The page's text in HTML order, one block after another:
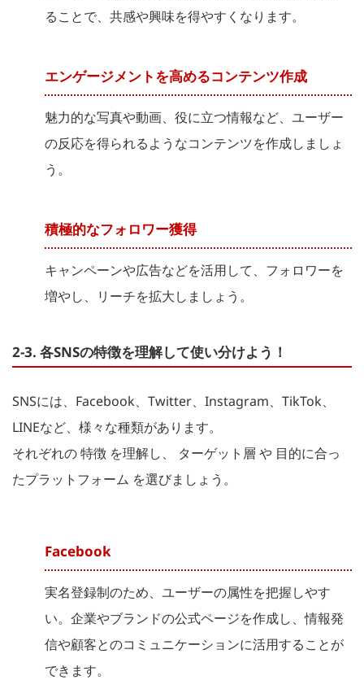
ることで、共感や興味を得やすくなります。
エンゲージメントを高めるコンテンツ作成
魅力的な写真や動画、役に立つ情報など、ユーザー
の反応を得られるようなコンテンツを作成しましょ
う。
積極的なフォロワー獲得
キャンペーンや広告などを活用して、フォロワーを
増やし、リーチを拡大しましょう。
2-3. 各SNSの特徴を理解して使い分けよう！
SNSには、Facebook、Twitter、Instagram、TikTok、
LINEなど、様々な種類があります。
それぞれの 特徴 を理解し、 ターゲット層 や 目的に合っ
たプラットフォーム を選びましょう。
Facebook
実名登録制のため、ユーザーの属性を把握しやす
い。企業やブランドの公式ページを作成し、情報発
信や顧客とのコミュニケーションに活用することが
できます。